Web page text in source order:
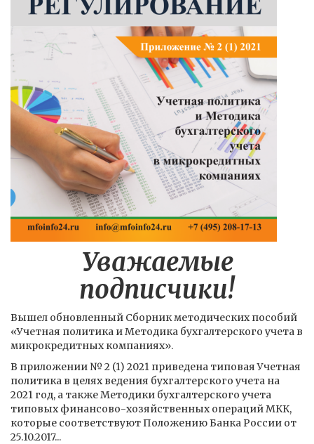
Уважаемые
подписчики!
Вышел обновленный Сборник методических пособий
«Учетная политика и Методика бухгалтерского учета в
микрокредитных компаниях».
В приложении № 2 (1) 2021 приведена типовая Учетная
политика в целях ведения бухгалтерского учета на
2021 год, а также Методики бухгалтерского учета
типовых финансово-хозяйственных операций МКК,
которые соответствуют Положению Банка России от
25.10.2017...